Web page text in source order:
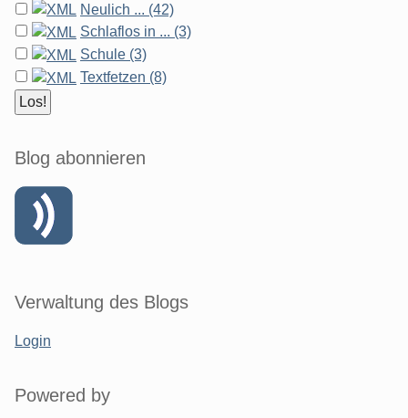
Neulich ... (42)
Schlaflos in ... (3)
Schule (3)
Textfetzen (8)
Blog abonnieren
Verwaltung des Blogs
Login
Powered by